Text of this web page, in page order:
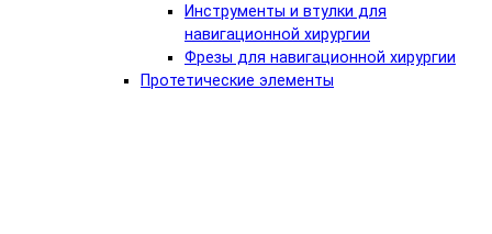
Инструменты и втулки для
навигационной хирургии
Фрезы для навигационной хирургии
Протетические элементы